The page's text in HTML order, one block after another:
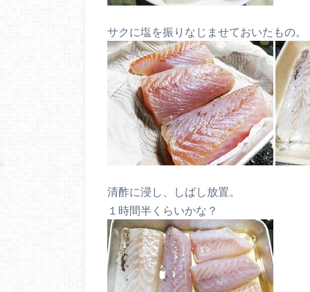
サクに塩を振りなじませておいたもの。
清酢に浸し、しばし放置。
１時間半くらいかな？